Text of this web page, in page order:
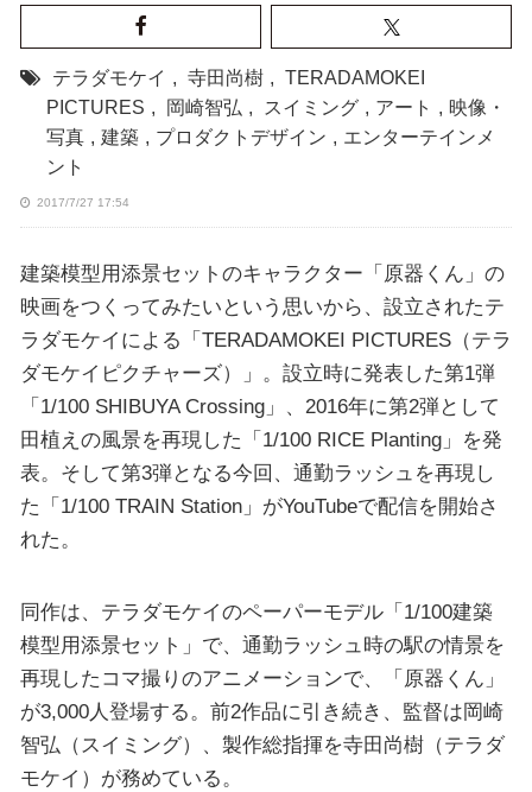
テラダモケイ , 寺田尚樹 , TERADAMOKEI
PICTURES , 岡崎智弘 , スイミング , アート , 映像・
写真 , 建築 , プロダクトデザイン , エンターテインメ
ント
2017/7/27 17:54
建築模型用添景セットのキャラクター「原器くん」の
映画をつくってみたいという思いから、設立されたテ
ラダモケイによる「TERADAMOKEI PICTURES（テラ
ダモケイピクチャーズ）」。設立時に発表した第1弾
「1/100 SHIBUYA Crossing」、2016年に第2弾として
田植えの風景を再現した「1/100 RICE Planting」を発
表。そして第3弾となる今回、通勤ラッシュを再現し
た「1/100 TRAIN Station」がYouTubeで配信を開始さ
れた。
同作は、テラダモケイのペーパーモデル「1/100建築
模型用添景セット」で、通勤ラッシュ時の駅の情景を
再現したコマ撮りのアニメーションで、「原器くん」
が3,000人登場する。前2作品に引き続き、監督は岡崎
智弘（スイミング）、製作総指揮を寺田尚樹（テラダ
モケイ）が務めている。